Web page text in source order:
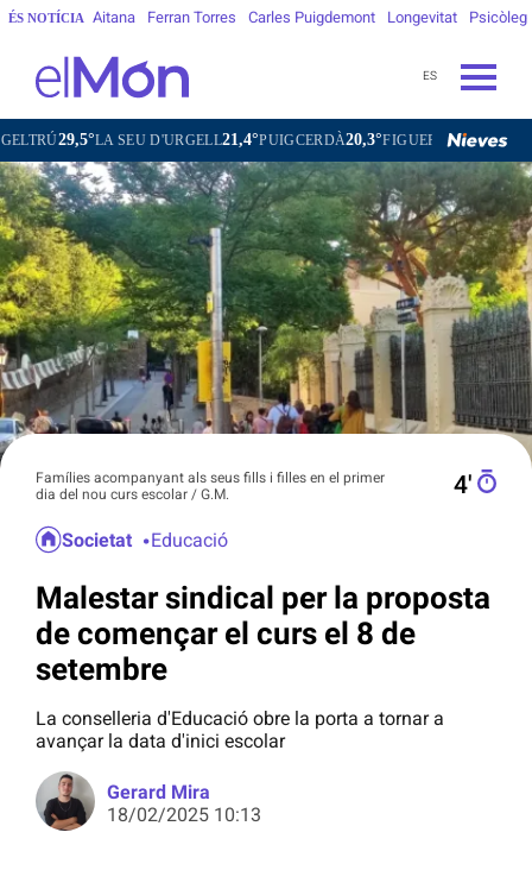
ÉS NOTÍCIA Aitana Ferran Torres Carles Puigdemont Longevitat Psicòleg
ES
LA SEU D'URGELL21,4°PUIGCERDÀ20,3°FIGUERES31,0°GANDESA
Famílies acompanyant als seus fills i filles en el primer
dia del nou curs escolar / G.M.
4′
Societat Educació
Malestar sindical per la proposta
de començar el curs el 8 de
setembre
La conselleria d'Educació obre la porta a tornar a
avançar la data d'inici escolar
Gerard Mira
18/02/2025 10:13